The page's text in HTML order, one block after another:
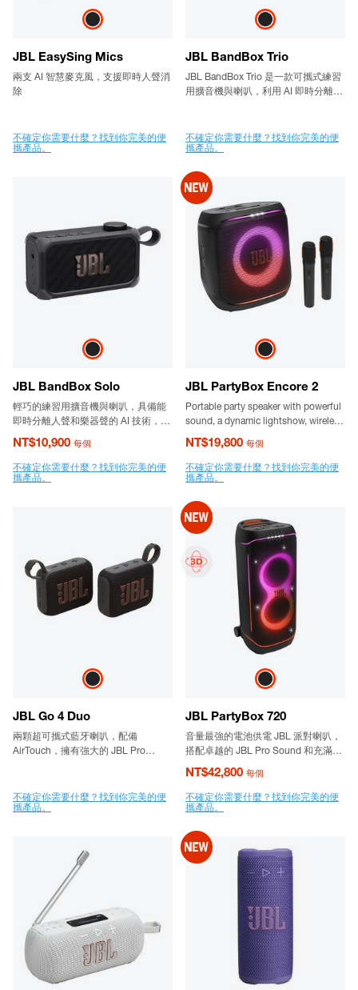
JBL EasySing Mics
兩支 AI 智慧麥克風，支援即時人聲消
除
不確定你需要什麼？找到你完美的便
攜產品。
JBL BandBox Trio
JBL BandBox Trio 是一款可攜式練習
用擴音機與喇叭，利用 AI 即時分離人
踏板效果。找不到樂團嗎？ 不用擔
心。
不確定你需要什麼？找到你完美的便
攜產品。
JBL BandBox Solo
輕巧的練習用擴音機與喇叭，具備能
即時分離人聲和樂器聲的 AI 技術，更
擁有 JBL 磅礴音效。
NT$10,900 每個
不確定你需要什麼？找到你完美的便
攜產品。
JBL PartyBox Encore 2
Portable party speaker with powerful
sound, a dynamic lightshow, wireless
digital mics, up to 15 hours playtime,
replaceable battery and a flexible
grab-and-go handle.
NT$19,800 每個
不確定你需要什麼？找到你完美的便
攜產品。
JBL Go 4 Duo
兩顆超可攜式藍牙喇叭，配備
AirTouch，擁有強大的 JBL Pro
不確定你需要什麼？找到你完美的便
攜產品。
JBL PartyBox 720
音量最強的電池供電 JBL 派對喇叭，
搭配卓越的 JBL Pro Sound 和充滿未
來感的燈光秀
NT$42,800 每個
不確定你需要什麼？找到你完美的便
攜產品。